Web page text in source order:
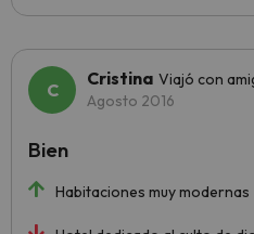
Cristina Viajó con
Agosto 2016
Habitaciones muy modernas
Bien